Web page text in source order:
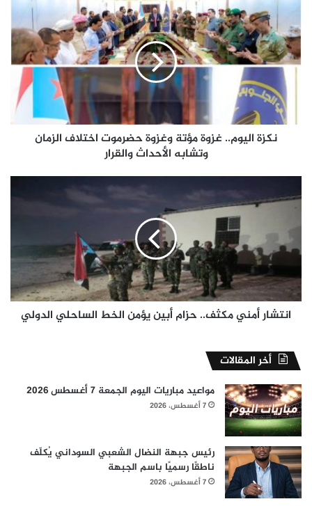
نكزة
غزوة
مؤتة
وغزوة
حضرموت
اختلاف
الزمان
وتشابه
الأحداثنكزة اليوم.. غزوة مؤتة وغزوة حضرموت اختلاف الزمان
وتشابه الأحداث والقرار
أمني
أبين
يؤمن
الساحلي
الدولي
انتشار أمني مكثف.. حزام أبين يؤمن الخط الساحلي الدولي
أخر المقالات
مواعيد مباريات اليوم الجمعة 7 أغسطس 2026
7 أغسطس، 2026
رئيس جبهة النضال الشعبي السوداني يُكلّف
ناطقًا رسميًا باسم الجبهة
7 أغسطس، 2026